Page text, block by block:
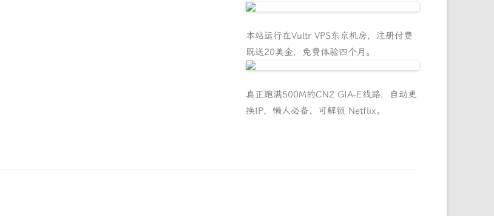
本站运行在Vultr VPS东京机房，注册付费
既送20美金，免费体验四个月。
真正跑满500M的CN2 GIA-E线路，自动更
换IP，懒人必备，可解锁 Netflix。